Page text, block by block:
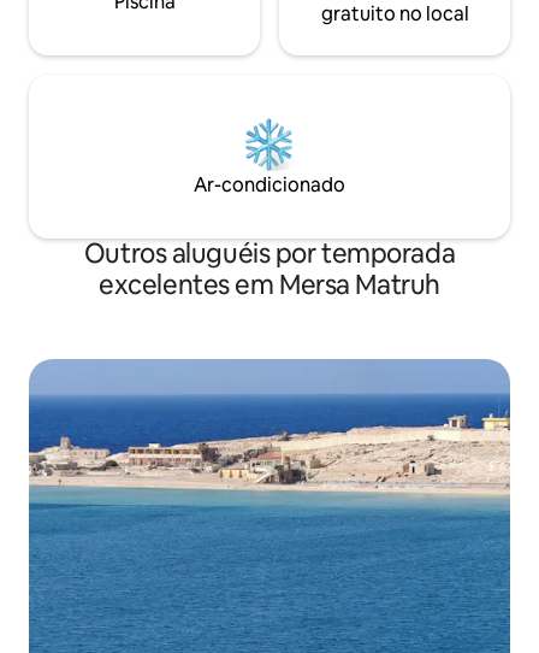
gratuito no local
Ar-condicionado
Outros aluguéis por temporada
excelentes em Mersa Matruh